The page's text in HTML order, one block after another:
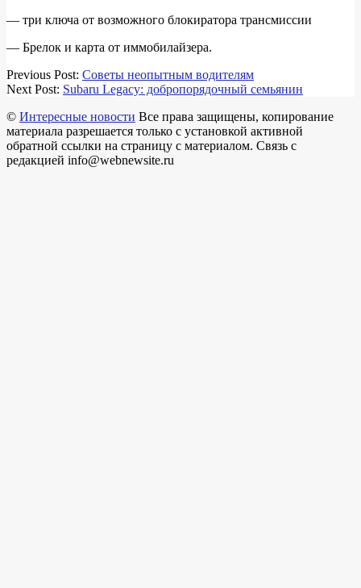
— три ключа от возможного блокиратора трансмиссии
— Брелок и карта от иммобилайзера.
2018-
11-
Previous Post: Советы неопытным водителям
Next Post: Subaru Legacy: добропорядочный семьянин
© Интересные новости Все права защищены, копирование
материала разрешается только с установкой активной
обратной ссылки на страницу с материалом. Связь с
редакцией info@webnewsite.ru